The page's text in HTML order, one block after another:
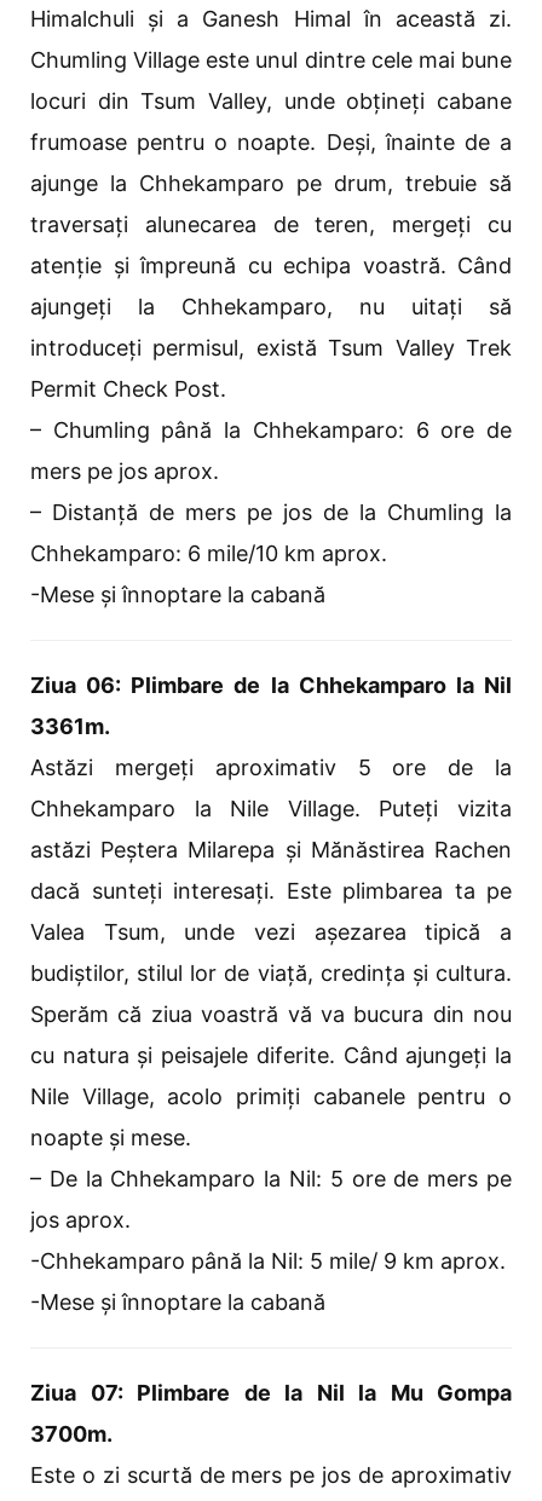
Himalchuli și a Ganesh Himal în această zi.
Chumling Village este unul dintre cele mai bune
locuri din Tsum Valley, unde obțineți cabane
frumoase pentru o noapte. Deși, înainte de a
ajunge la Chhekamparo pe drum, trebuie să
traversați alunecarea de teren, mergeți cu
atenție și împreună cu echipa voastră. Când
ajungeți la Chhekamparo, nu uitați să
introduceți permisul, există Tsum Valley Trek
Permit Check Post.
– Chumling până la Chhekamparo: 6 ore de
mers pe jos aprox.
– Distanță de mers pe jos de la Chumling la
Chhekamparo: 6 mile/10 km aprox.
-Mese și înnoptare la cabană
Ziua 06: Plimbare de la Chhekamparo la Nil
3361m.
Astăzi mergeți aproximativ 5 ore de la
Chhekamparo la Nile Village. Puteți vizita
astăzi Peștera Milarepa și Mănăstirea Rachen
dacă sunteți interesați. Este plimbarea ta pe
Valea Tsum, unde vezi așezarea tipică a
budiștilor, stilul lor de viață, credința și cultura.
Sperăm că ziua voastră vă va bucura din nou
cu natura și peisajele diferite. Când ajungeți la
Nile Village, acolo primiți cabanele pentru o
noapte și mese.
– De la Chhekamparo la Nil: 5 ore de mers pe
jos aprox.
-Chhekamparo până la Nil: 5 mile/ 9 km aprox.
-Mese și înnoptare la cabană
Ziua 07: Plimbare de la Nil la Mu Gompa
3700m.
Este o zi scurtă de mers pe jos de aproximativ